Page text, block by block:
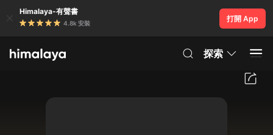
Himalaya-有聲書
4.8k 安裝
打開 App
探索